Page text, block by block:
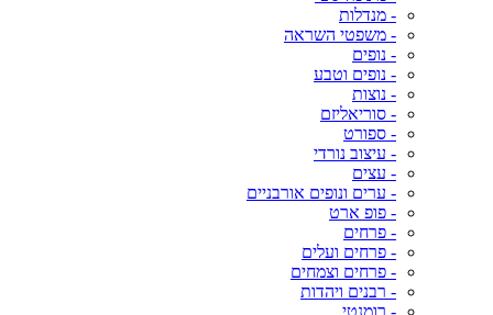
- מנדלות
- משפטי השראה
- נופים
- נופים וטבע
- נוצות
- סוריאליזם
- ספורט
- עיצוב נורדי
- עצים
- ערים ונופים אורבניים
- פופ ארט
- פרחים
- פרחים ועלים
- פרחים וצמחים
- רבנים ויהדות
- רומנטי